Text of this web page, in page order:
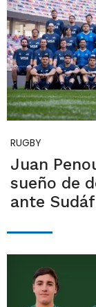
RUGBY
Juan
sueño de
ante